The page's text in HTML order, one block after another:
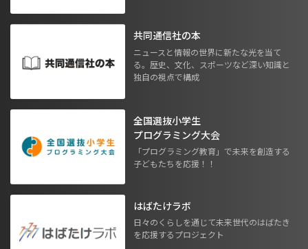
共同通信社の本
ニュースと情報の世界に新たな光を当て
る。歴史、文化、スポーツなど深い知識と
独自の視点で構成
全国選抜小学生
プログラミング大会
「プログラミング教育」で未来を創造する
子どもたちを応援！！
はばたけラボ
日々のくらしを通じて未来世代のはばたき
を応援するプロジェクト